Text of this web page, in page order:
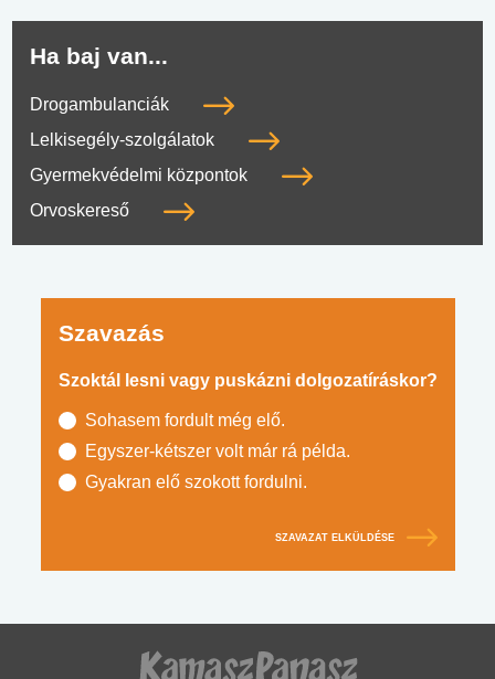
Ha baj van...
Drogambulanciák
Lelkisegély-szolgálatok
Gyermekvédelmi központok
Orvoskereső
Szavazás
Szoktál lesni vagy puskázni dolgozatíráskor?
Sohasem fordult még elő.
Egyszer-kétszer volt már rá példa.
Gyakran elő szokott fordulni.
SZAVAZAT ELKÜLDÉSE